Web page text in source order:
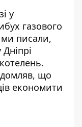
у
газового
писали,
.
що
економити